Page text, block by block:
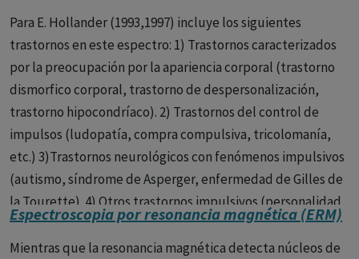
y los intereses restringidos y comportamientos repetitivos.
Eliminando los problemas de lenguaje que incluían las
anteriores ediciones de estos manuales.
También ambas clasificaciones señalan la importancia de
examinar sensibilidades sensoriales inusuales.
Por su parte también se aprecian algunas diferencias entre
CIE y DSM.
La CIE hace más hincapié en realizar distinción entre
autismo con y sin capacidad intelectual.
Para E. Hollander (1993,1997) incluye los siguientes
trastornos en este espectro: 1) Trastornos caracterizados
por la preocupación por la apariencia corporal (trastorno
dismorfico corporal, trastorno de despersonalización,
trastorno hipocondríaco). 2) Trastornos del control de
impulsos (ludopatía, compra compulsiva, tricolomanía,
etc.) 3)Trastornos neurológicos con fenómenos impulsivos
(autismo, síndrome de Asperger, enfermedad de Gilles de
la Tourette). 4) Otros trastornos impulsivos (personalidad
límite, personalidad antisocial, trastorno obsesivo-
compulsivo, esquizofrenia con síntomas obsesivos, etc.).
Espectroscopia por resonancia magnética (ERM)
Mientras que la resonancia magnética detecta núcleos de